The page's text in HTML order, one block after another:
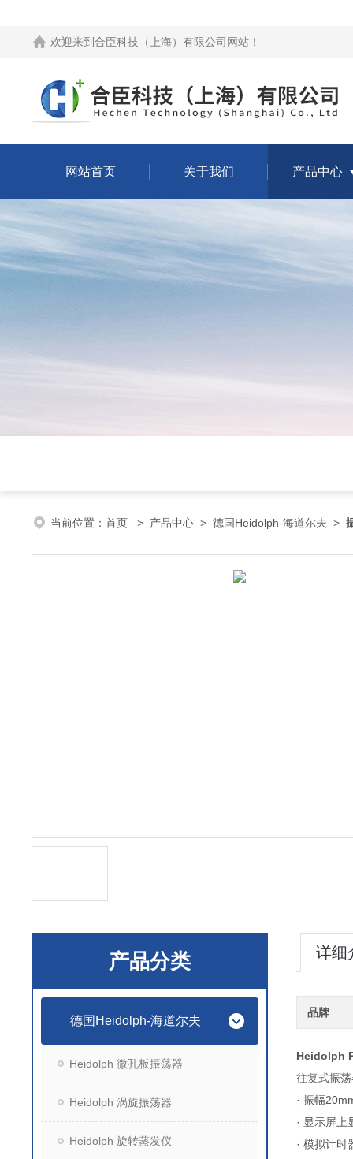
欢迎来到 合臣科技（上海）有限公司网站 ！
网站首页 关于我们 产品中心
当前位置： 首页 > 产品中心 > 德国Heidolph-海道尔夫 >
产品分类
德国Heidolph-海道尔夫
Heidolph 微孔板振荡器
Heidolph 涡旋振荡器
Heidolph 旋转蒸发仪
详细
品牌
Heidolph
往复式振
· 振幅
· 显示屏
· 模拟计